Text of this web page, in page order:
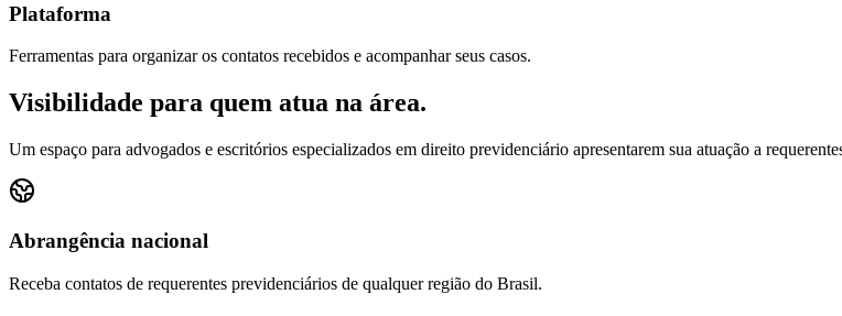
Plataforma
Ferramentas para organizar os contatos recebidos e acompanhar seus casos.
Visibilidade para quem atua na área.
Um espaço para advogados e escritórios especializados em direito previdenciário apresentarem sua atuação a
Abrangência nacional
Receba contatos de requerentes previdenciários de qualquer região do Brasil.